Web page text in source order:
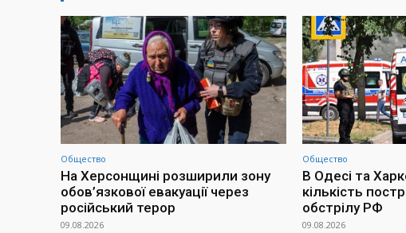
Общество
На Херсонщині розширили зону
обов’язкової евакуації через
російський терор
09.08.2026
Общество
В Одесі та
кількість
обстрілу РФ
09.08.2026